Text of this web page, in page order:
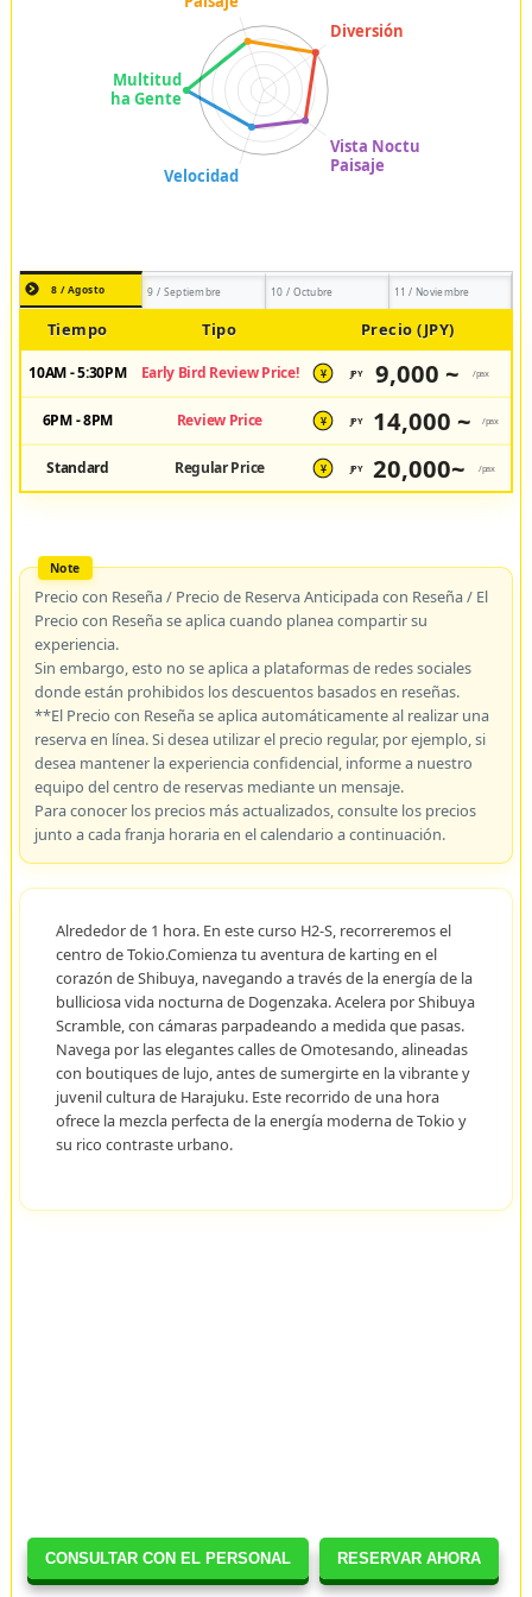
CONSULTAR CON EL PERSONAL RESERVAR AHORA
8 / Agosto 9 / Septiembre 10 / Octubre 11 / Noviembre
Tiempo Tipo Precio (JPY)
10AM - 5:30PM Early Bird Review Price! ¥ JPY 9,000 ~ /pax
6PM - 8PM Review Price ¥ JPY 14,000 ~ /pax
Standard Regular Price ¥ JPY 20,000~ /pax
Precio con Reseña / Precio de Reserva Anticipada con Reseña / El
Precio con Reseña se aplica cuando planea compartir su
experiencia.
Sin embargo, esto no se aplica a plataformas de redes sociales
donde están prohibidos los descuentos basados en reseñas.
**El Precio con Reseña se aplica automáticamente al realizar una
reserva en línea. Si desea utilizar el precio regular, por ejemplo, si
desea mantener la experiencia confidencial, informe a nuestro
equipo del centro de reservas mediante un mensaje.
Para conocer los precios más actualizados, consulte los precios
junto a cada franja horaria en el calendario a continuación.
Alrededor de 1 hora. En este curso H2-S, recorreremos el
centro de Tokio.Comienza tu aventura de karting en el
corazón de Shibuya, navegando a través de la energía de la
bulliciosa vida nocturna de Dogenzaka. Acelera por Shibuya
Scramble, con cámaras parpadeando a medida que pasas.
Navega por las elegantes calles de Omotesando, alineadas
con boutiques de lujo, antes de sumergirte en la vibrante y
juvenil cultura de Harajuku. Este recorrido de una hora
ofrece la mezcla perfecta de la energía moderna de Tokio y
su rico contraste urbano.